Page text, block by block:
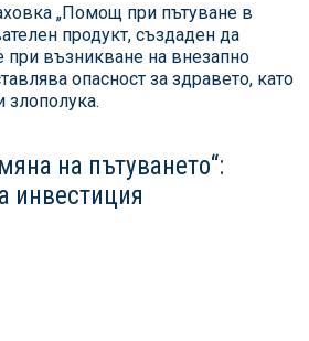
„Помощ при пътуване в
продукт, създаден да
при възникване на внезапно
опасност за здравето, като
злополука.
на пътуването“:
инвестиция